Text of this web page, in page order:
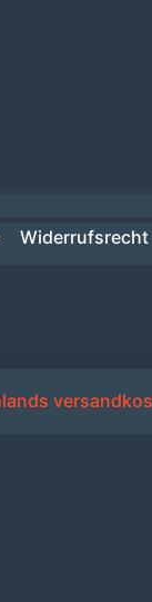
Widerrufsrecht